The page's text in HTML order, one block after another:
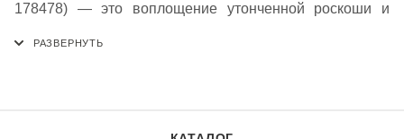
178478) — это воплощение утонченной роскоши и